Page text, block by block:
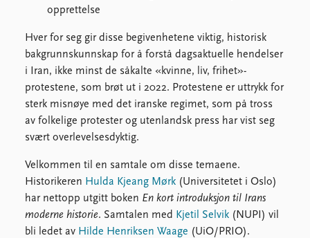
Support us
opprettelse
Hver for seg gir disse begivenhetene viktig, historisk
bakgrunnskunnskap for å forstå dagsaktuelle hendelser
i Iran, ikke minst de såkalte «kvinne, liv, frihet»-
protestene, som brøt ut i 2022. Protestene er uttrykk for
sterk misnøye med det iranske regimet, som på tross
av folkelige protester og utenlandsk press har vist seg
svært overlevelsesdyktig.
Velkommen til en samtale om disse temaene.
Historikeren Hulda Kjeang Mørk (Universitetet i Oslo)
har nettopp utgitt boken En kort introduksjon til Irans
moderne historie. Samtalen med Kjetil Selvik (NUPI) vil
bli ledet av Hilde Henriksen Waage (UiO/PRIO).